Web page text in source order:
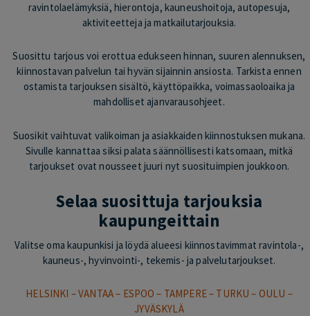
ravintolaelämyksiä, hierontoja, kauneushoitoja, autopesuja,
aktiviteetteja ja matkailutarjouksia.
Suosittu tarjous voi erottua edukseen hinnan, suuren alennuksen,
kiinnostavan palvelun tai hyvän sijainnin ansiosta. Tarkista ennen
ostamista tarjouksen sisältö, käyttöpaikka, voimassaoloaika ja
mahdolliset ajanvarausohjeet.
Suosikit vaihtuvat valikoiman ja asiakkaiden kiinnostuksen mukana.
Sivulle kannattaa siksi palata säännöllisesti katsomaan, mitkä
tarjoukset ovat nousseet juuri nyt suosituimpien joukkoon.
Selaa suosittuja tarjouksia
kaupungeittain
Valitse oma kaupunkisi ja löydä alueesi kiinnostavimmat ravintola-,
kauneus-, hyvinvointi-, tekemis- ja palvelutarjoukset.
HELSINKI –VANTAA– ESPOO – TAMPERE– TURKU – OULU –
JYVÄSKYLÄ